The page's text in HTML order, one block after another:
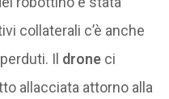
collaterali c’è anche
Il droneci
allacciata attorno alla